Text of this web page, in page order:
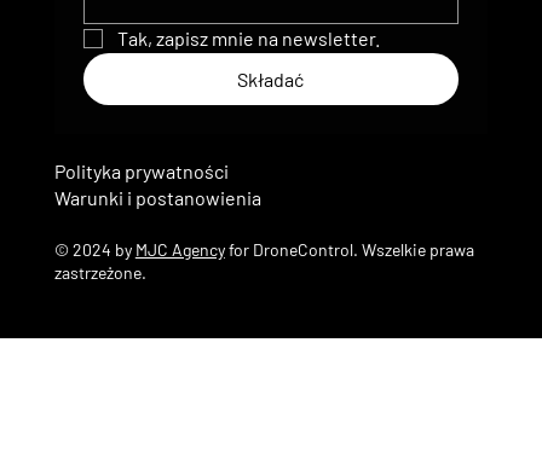
Tak, zapisz mnie na newsletter.
Składać
© 2024 by MJC Agencyfor DroneControl. Wszelkie prawa
zastrzeżone.
Warunki i postanowienia
Polityka prywatności